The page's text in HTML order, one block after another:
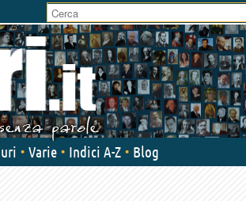
User
area
Varie Indici A-Z Blog